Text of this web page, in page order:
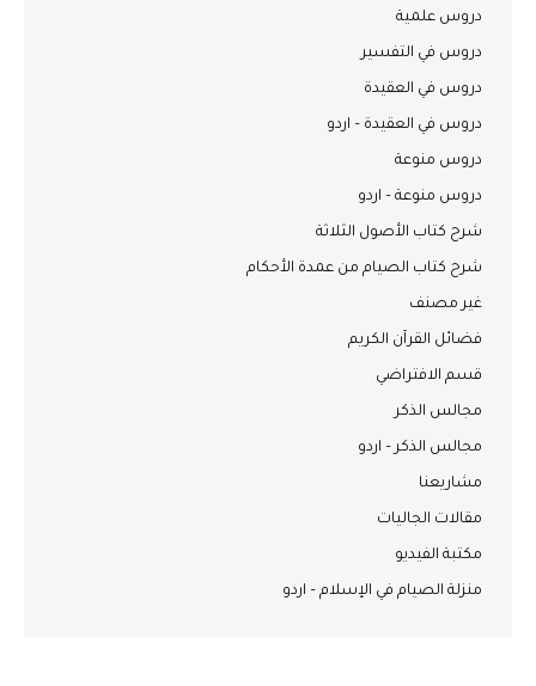
دروس علمية
دروس في التفسير
دروس في العقيدة
دروس في العقيدة – اردو
دروس منوعة
دروس منوعة – اردو
شرح كتاب الأصول الثلاثة
شرح كتاب الصيام من عمدة الأحكام
غير مصنف
فضائل القرآن الكريم
قسم الافتراضي
مجالس الذكر
مجالس الذكر – اردو
مشاريعنا
مقالات الجاليات
مكتبة الفيديو
منزلة الصيام في الإسلام – اردو